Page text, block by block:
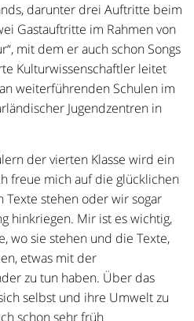
darunter drei Auftritte beim
Gastauftritte im Rahmen von
mit dem er auch schon Songs
Kulturwissenschaftler leitet
weiterführenden Schulen im
Jugendzentren in
der vierten Klasse wird ein
freue mich auf die glücklichen
Texte stehen oder wir sogar
hinkriegen. Mir ist es wichtig,
wo sie stehen und die Texte,
etwas mit der
zu tun haben. Über das
selbst und ihre Umwelt zu
schon sehr früh